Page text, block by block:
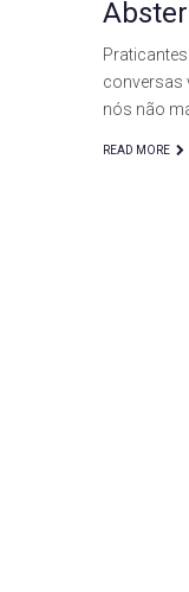
conversas
nós não
READ MORE